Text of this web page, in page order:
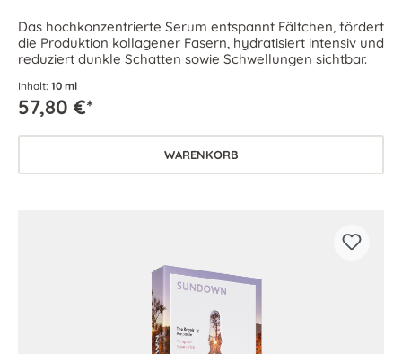
Das hochkonzentrierte Serum entspannt Fältchen, fördert
die Produktion kollagener Fasern, hydratisiert intensiv und
reduziert dunkle Schatten sowie Schwellungen sichtbar.
Inhalt: 10 ml
57,80 €*
WARENKORB